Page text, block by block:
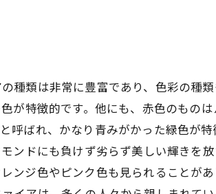
種類は非常に豊富であり、色彩の種
が特徴的です。他にも、赤色のもの
呼ばれ、かなり青みがかった緑色が特
ドにも負けず劣らず美しい輝きを放
ジ色やピンク色も見られることがあ